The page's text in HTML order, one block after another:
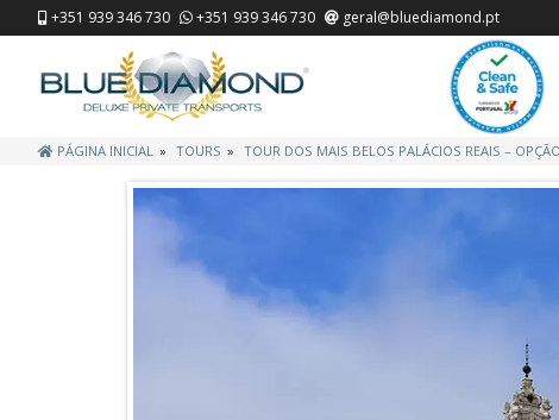
+351 939 346 730 +351 939 346 730 geral@bluediamond.pt
PÁGINA INICIAL TOURS TOUR DOS MAIS BELOS PALÁCIOS REAIS –